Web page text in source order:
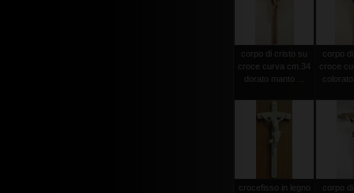
corpo di cristo su
croce curva cm.34
dorato manto ...
corpo
croce
crocefisso in legno
corpo